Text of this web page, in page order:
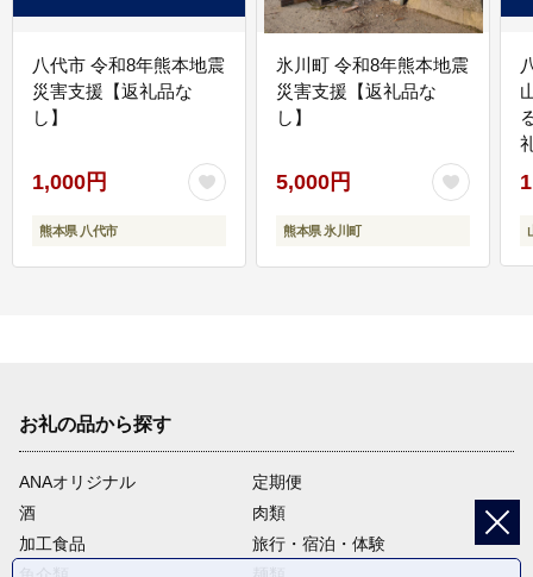
八代市 令和8年熊本地震
災害支援【返礼品な
し】
1,000円
熊本県 八代市
氷川町 令和8年熊本地震
災害支援【返礼品な
し】
5,000円
熊本県 氷川町
お礼の品から探す
ANAオリジナル
定期便
酒
肉類
加工食品
旅行・宿泊・体験